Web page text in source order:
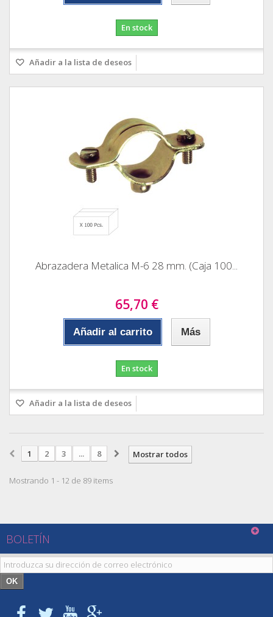
En stock
Añadir a la lista de deseos
Abrazadera Metalica M-6 28 mm. (Caja 100...
65,70 €
Añadir al carrito Más
En stock
Añadir a la lista de deseos
Mostrar todos
1 2 3 ... 8
Mostrando 1 - 12 de 89 items
BOLETÍN
OK